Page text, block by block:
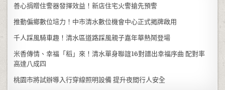
善心捐贈住警器發揮效益！新店住宅火警搶先預警
推動偏鄉數位培力！中市清水數位機會中心正式揭牌啟用
千人踩風騎車趣！清水區道路踩風親子嘉年華熱鬧登場
米香傳情、幸福「稻」來！清水單身聯誼16對譜出幸福序曲 配對率
高達八成四
桃園市將試辦導入行穿線照明設備 提升夜間行人安全